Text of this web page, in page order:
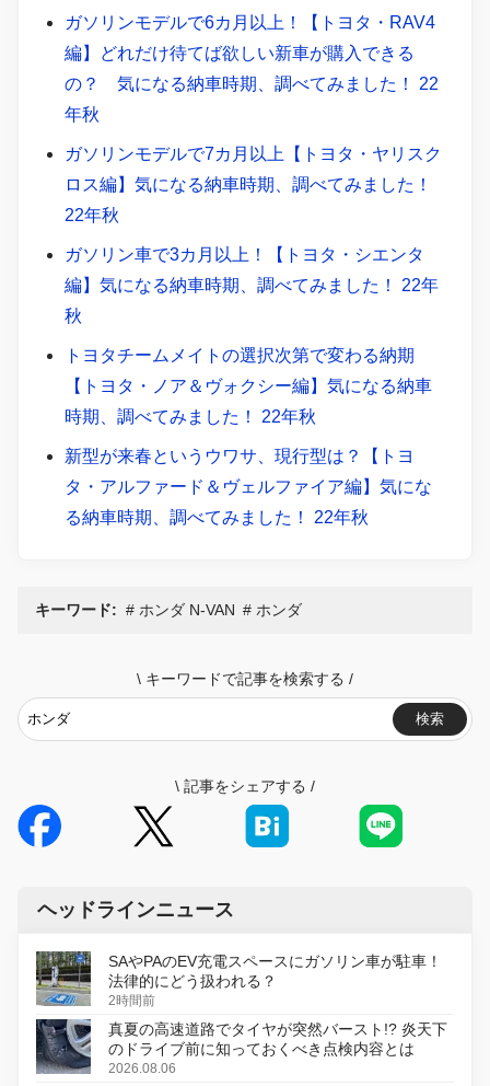
ガソリンモデルで6カ月以上！【トヨタ・RAV4
編】どれだけ待てば欲しい新車が購入できる
の？ 気になる納車時期、調べてみました！ 22
年秋
ガソリンモデルで7カ月以上【トヨタ・ヤリスク
ロス編】気になる納車時期、調べてみました！
22年秋
ガソリン車で3カ月以上！【トヨタ・シエンタ
編】気になる納車時期、調べてみました！ 22年
秋
トヨタチームメイトの選択次第で変わる納期
【トヨタ・ノア＆ヴォクシー編】気になる納車
時期、調べてみました！ 22年秋
新型が来春というウワサ、現行型は？【トヨ
タ・アルファード＆ヴェルファイア編】気にな
る納車時期、調べてみました！ 22年秋
キーワード: ホンダ N-VAN ホンダ
\ キーワードで記事を検索する /
検索
\ 記事をシェアする /
ヘッドラインニュース
SAやPAのEV充電スペースにガソリン車が駐車！
法律的にどう扱われる？
2時間前
真夏の高速道路でタイヤが突然バースト!? 炎天下
のドライブ前に知っておくべき点検内容とは
2026.08.06